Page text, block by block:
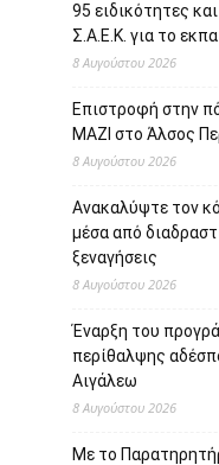
95 ειδικότητες
Σ.Α.Ε.Κ. για το
8 Αυγούστου 2026
Επιστροφή στην
ΜΑΖΙ στο Άλσος
8 Αυγούστου 2026
Ανακαλύψτε τον
μέσα από
ξεναγήσεις
8 Αυγούστου 2026
Έναρξη του
περίθαλψης
Αιγάλεω
8 Αυγούστου 2026
Με το